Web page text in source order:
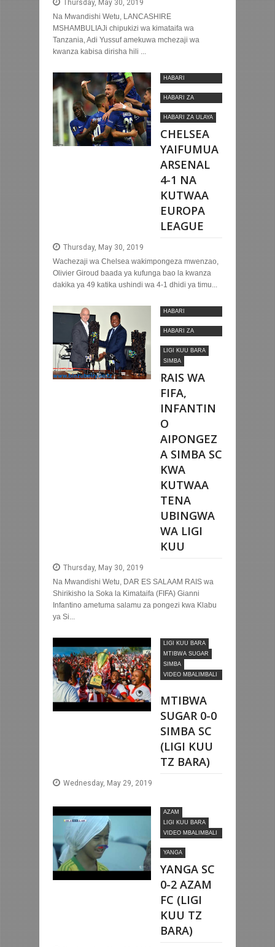
Thursday, May 30, 2019
Na Mwandishi Wetu, LANCASHIRE
MSHAMBULIAJi chipukizi wa kimataifa wa
Tanzania, Adi Yussuf amekuwa mchezaji wa
kwanza kabisa dirisha hili ...
HABARI
HABARI ZA
HABARI ZA ULAYA
CHELSEA
YAIFUMUA
ARSENAL
4-1 NA
KUTWAA
EUROPA
LEAGUE
Thursday, May 30, 2019
Wachezaji wa Chelsea wakimpongeza mwenzao,
Olivier Giroud baada ya kufunga bao la kwanza
dakika ya 49 katika ushindi wa 4-1 dhidi ya timu...
HABARI
HABARI ZA
LIGI KUU BARA
SIMBA
RAIS WA
FIFA,
INFANTIN
O
AIPONGEZ
A SIMBA SC
KWA
KUTWAA
TENA
UBINGWA
WA LIGI
KUU
Thursday, May 30, 2019
Na Mwandishi Wetu, DAR ES SALAAM RAIS wa
Shirikisho la Soka la Kimataifa (FIFA) Gianni
Infantino ametuma salamu za pongezi kwa Klabu
ya Si...
LIGI KUU BARA
MTIBWA SUGAR
SIMBA
VIDEO MBALIMBALI
MTIBWA
SUGAR 0-0
SIMBA SC
(LIGI KUU
TZ BARA)
Wednesday, May 29, 2019
AZAM
LIGI KUU BARA
VIDEO MBALIMBALI
YANGA
YANGA SC
0-2 AZAM
FC (LIGI
KUU TZ
BARA)